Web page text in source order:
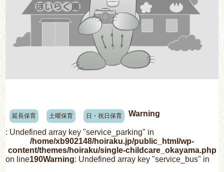
延長保育 土曜保育 日・祝日保育 Warning
: Undefined array key "service_parking" in
/home/xb902148/hoiraku.jp/public_html/wp-
content/themes/hoiraku/single-childcare_okayama.php
on line190Warning: Undefined array key "service_bus" in